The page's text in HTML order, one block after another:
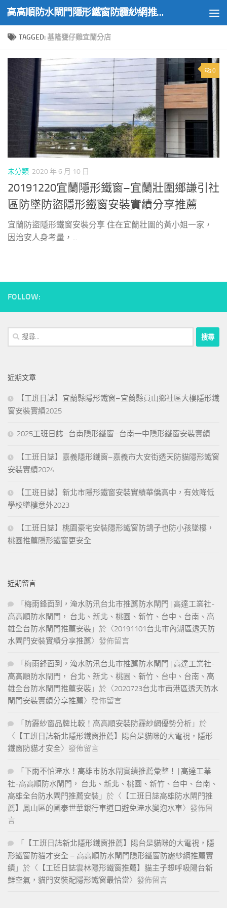
Skip to content 高高順防水閘門隱形鐵窗防霾紗網推薦實績
TAGGED:基隆甕仔雞宜蘭分店
0
未分類 2020 年 6 月 10 日
20191220宜蘭隱形鐵窗–宜蘭壯圍鄉謙引社
區防墜防盜隱形鐵窗安裝實績分享推薦
宜蘭防盜隱形鐵窗安裝分享 住在宜蘭壯圍的黃小姐一家，
因治安人身考量，...
FOLLOW:
搜
尋
字:
近期文章
【工班日誌】宜蘭縣隱形鐵窗–宜蘭縣員山鄉社區大樓隱形鐵
窗安裝實績2025
2025工班日誌–台南隱形鐵窗–台南一中隱形鐵窗安裝實績
【工班日誌】嘉義隱形鐵窗–嘉義市大安街透天防貓隱形鐵窗
安裝實績2024
【工班日誌】新北市隱形鐵窗安裝實績華僑高中，有效降低
學校墜樓意外2023
【工班日誌】桃園豪宅安裝隱形鐵窗防鴿子也防小孩墜樓，
桃園推薦隱形鐵窗更安全
近期留言
「 梅雨鋒面到，淹水防汛台北市推薦防水閘門 | 高達工業社-
高高順防水閘門， 台北、新北、桃園、新竹、台中、台南、高
雄全台防水閘門推薦安裝 」於〈20191101台北市內湖區透天防
水閘門安裝實績分享推薦〉發佈留言
「 梅雨鋒面到，淹水防汛台北市推薦防水閘門 | 高達工業社-
高高順防水閘門， 台北、新北、桃園、新竹、台中、台南、高
雄全台防水閘門推薦安裝 」於〈2020723台北市南港區透天防水
閘門安裝實績分享推薦〉發佈留言
「 防霾紗窗品牌比較！高高順安裝防霾紗網優勢分析 」於
〈 【工班日誌新北隱形鐵窗推薦】陽台是貓咪的大電視，隱形
鐵窗防貓才安全〉發佈留言
「 下雨不怕淹水！高雄市防水閘實績推薦彙整！ | 高達工業
社-高高順防水閘門， 台北、新北、桃園、新竹、台中、台南、
高雄全台防水閘門推薦安裝 」於〈 【工班日誌高雄防水閘門推
薦】鳳山區的國泰世華銀行車道口避免淹水變泡水車〉發佈留
言
「
【工班日誌新北隱形鐵窗推薦】陽台是貓咪的大電視，隱
形鐵窗防貓才安全 – 高高順防水閘門隱形鐵窗防霾紗網推薦實
績 」於〈 【工班日誌雲林隱形鐵窗推薦】貓主子想呼吸陽台新
鮮空氣，貓門安裝配隱形鐵窗最恰當〉發佈留言